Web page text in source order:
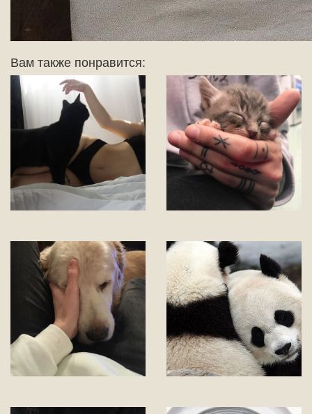
Вам также понравится: